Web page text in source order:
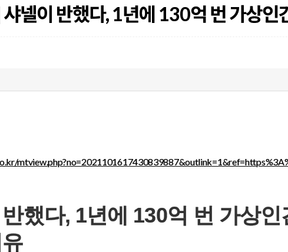
넬이 반했다, 1년에 130억 번 가상
했다, 1년에 130억 번 가상